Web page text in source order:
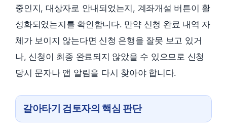
중인지, 대상자로 안내되었는지, 계좌개설 버튼이 활
성화되었는지를 확인합니다. 만약 신청 완료 내역 자
체가 보이지 않는다면 신청 은행을 잘못 보고 있거
나, 신청이 최종 완료되지 않았을 수 있으므로 신청
당시 문자나 앱 알림을 다시 찾아야 합니다.
갈아타기 검토자의 핵심 판단